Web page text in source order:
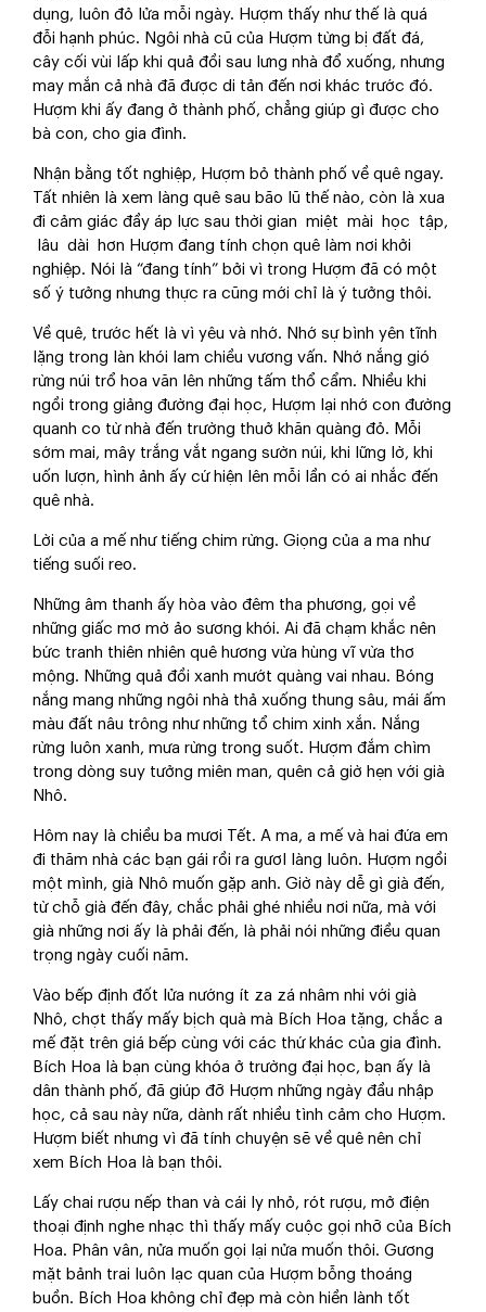
dụng, luôn đỏ lửa mỗi ngày. Hượm thấy như thế là quá
đỗi hạnh phúc. Ngôi nhà cũ của Hượm từng bị đất đá,
cây cối vùi lấp khi quả đồi sau lưng nhà đổ xuống, nhưng
may mắn cả nhà đã được di tản đến nơi khác trước đó.
Hượm khi ấy đang ở thành phố, chẳng giúp gì được cho
bà con, cho gia đình.
Nhận bằng tốt nghiệp, Hượm bỏ thành phố về quê ngay.
Tất nhiên là xem làng quê sau bão lũ thế nào, còn là xua
đi cảm giác đầy áp lực sau thời gian miệt mài học tập,
lâu dài hơn Hượm đang tính chọn quê làm nơi khởi
nghiệp. Nói là “đang tính” bởi vì trong Hượm đã có một
số ý tưởng nhưng thực ra cũng mới chỉ là ý tưởng thôi.
Về quê, trước hết là vì yêu và nhớ. Nhớ sự bình yên tĩnh
lặng trong làn khói lam chiều vương vấn. Nhớ nắng gió
rừng núi trổ hoa văn lên những tấm thổ cẩm. Nhiều khi
ngồi trong giảng đường đại học, Hượm lại nhớ con đường
quanh co từ nhà đến trường thuở khăn quàng đỏ. Mỗi
sớm mai, mây trắng vắt ngang sườn núi, khi lững lờ, khi
uốn lượn, hình ảnh ấy cứ hiện lên mỗi lần có ai nhắc đến
quê nhà.
Lời của a mế như tiếng chim rừng. Giọng của a ma như
tiếng suối reo.
Những âm thanh ấy hòa vào đêm tha phương, gọi về
những giấc mơ mờ ảo sương khói. Ai đã chạm khắc nên
bức tranh thiên nhiên quê hương vừa hùng vĩ vừa thơ
mộng. Những quả đồi xanh mướt quàng vai nhau. Bóng
nắng mang những ngôi nhà thả xuống thung sâu, mái ấm
màu đất nâu trông như những tổ chim xinh xắn. Nắng
rừng luôn xanh, mưa rừng trong suốt. Hượm đắm chìm
trong dòng suy tưởng miên man, quên cả giờ hẹn với già
Nhô.
Hôm nay là chiều ba mươi Tết. A ma, a mế và hai đứa em
đi thăm nhà các bạn gái rồi ra gươl làng luôn. Hượm ngồi
một mình, già Nhô muốn gặp anh. Giờ này dễ gì già đến,
từ chỗ già đến đây, chắc phải ghé nhiều nơi nữa, mà với
già những nơi ấy là phải đến, là phải nói những điều quan
trọng ngày cuối năm.
Vào bếp định đốt lửa nướng ít za zá nhâm nhi với già
Nhô, chợt thấy mấy bịch quà mà Bích Hoa tặng, chắc a
mế đặt trên giá bếp cùng với các thứ khác của gia đình.
Bích Hoa là bạn cùng khóa ở trường đại học, bạn ấy là
dân thành phố, đã giúp đỡ Hượm những ngày đầu nhập
học, cả sau này nữa, dành rất nhiều tình cảm cho Hượm.
Hượm biết nhưng vì đã tính chuyện sẽ về quê nên chỉ
xem Bích Hoa là bạn thôi.
Lấy chai rượu nếp than và cái ly nhỏ, rót rượu, mở điện
thoại định nghe nhạc thì thấy mấy cuộc gọi nhỡ của Bích
Hoa. Phân vân, nửa muốn gọi lại nửa muốn thôi. Gương
mặt bảnh trai luôn lạc quan của Hượm bỗng thoáng
buồn. Bích Hoa không chỉ đẹp mà còn hiền lành tốt